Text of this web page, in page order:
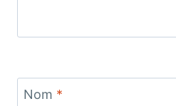
Nom *